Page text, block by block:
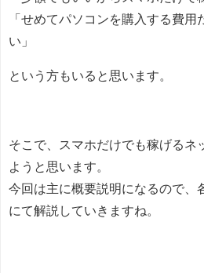
「せめてパソコンを購入する費用
い」
という方もいると思います。
そこで、スマホだけでも稼げるネ
ようと思います。
今回は主に概要説明になるので、
にて解説していきますね。